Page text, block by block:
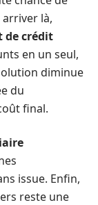
là,
de crédit
en un seul,
diminue
du
final.
issue. Enfin,
reste une